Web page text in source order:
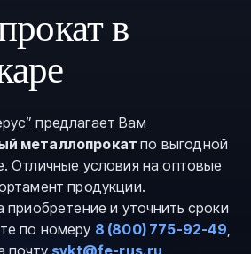
в
предлагает Вам
металлопрокатпо выгодной
Отличные условия на оптовые
продукции.
приобретение и уточнить сроки
по номеру 8 (800) 775-92-49,